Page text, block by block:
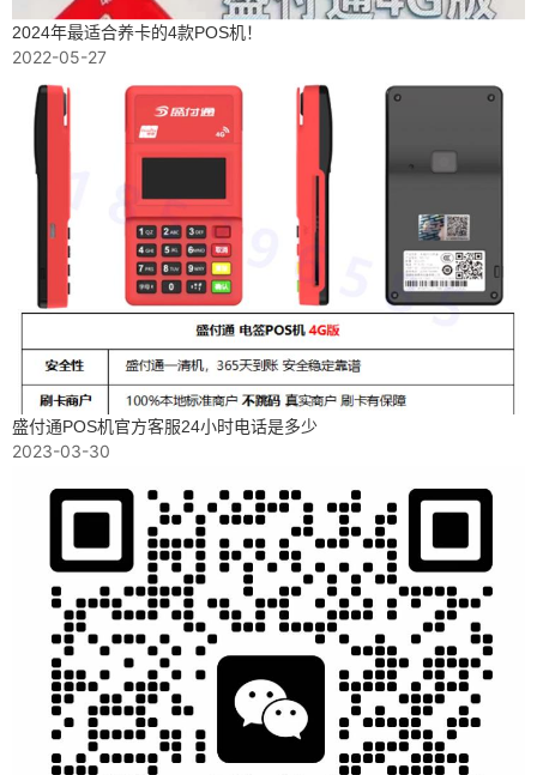
2024年最适合养卡的4款POS机！
2022-05-27
盛付通POS机官方客服24小时电话是多少
2023-03-30